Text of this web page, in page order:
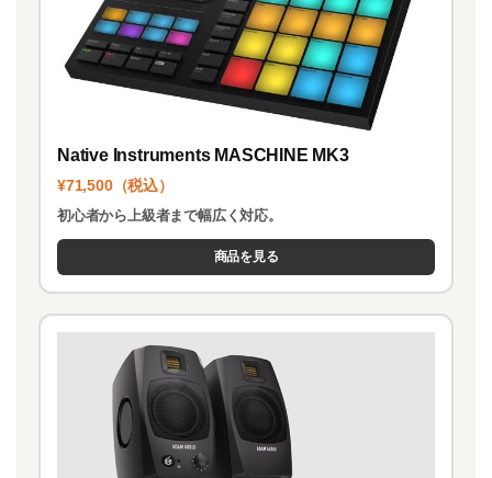
Native Instruments MASCHINE MK3
¥71,500（税込）
初心者から上級者まで幅広く対応。
商品を見る